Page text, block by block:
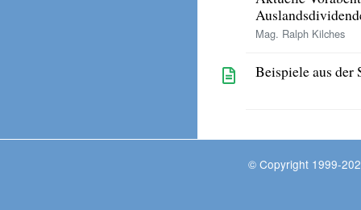
Mag. Ralph Kilches
Beispiele aus der
© Copyright 1999-